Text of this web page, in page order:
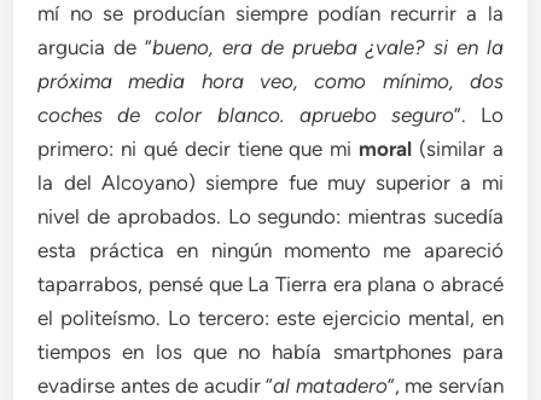
mí no se producían siempre podían recurrir a la
argucia de “bueno, era de prueba ¿vale? si en la
próxima media hora veo, como mínimo, dos
coches de color blanco. apruebo seguro”. Lo
primero: ni qué decir tiene que mi moral (similar a
la del Alcoyano) siempre fue muy superior a mi
nivel de aprobados. Lo segundo: mientras sucedía
esta práctica en ningún momento me apareció
taparrabos, pensé que La Tierra era plana o abracé
el politeísmo. Lo tercero: este ejercicio mental, en
tiempos en los que no había smartphones para
evadirse antes de acudir “al matadero”, me servían